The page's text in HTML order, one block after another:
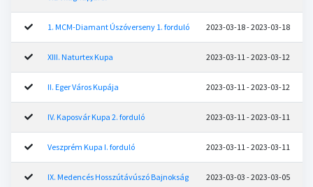
1. MCM-Diamant Úszóverseny 1. forduló 2023-03-18 - 2023-03-18
XIII. Naturtex Kupa 2023-03-11 - 2023-03-12
II. Eger Város Kupája 2023-03-11 - 2023-03-12
IV. Kaposvár Kupa 2. forduló 2023-03-11 - 2023-03-11
Veszprém Kupa I. forduló 2023-03-11 - 2023-03-11
IX. Medencés Hosszútávúszó Bajnokság 2023-03-03 - 2023-03-05